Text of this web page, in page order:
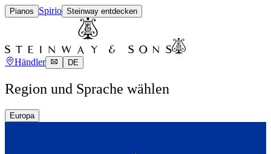
Pianos Spirio Steinway entdecken
Händler DE
Region und Sprache wählen
Europa